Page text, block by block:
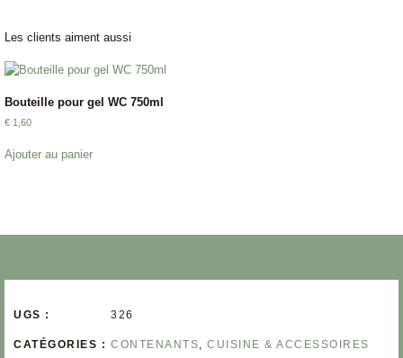
Les clients aiment aussi
Bouteille pour gel WC 750ml
€ 1,60
Ajouter au panier
UGS : 326
CATÉGORIES : CONTENANTS, CUISINE & ACCESSOIRES